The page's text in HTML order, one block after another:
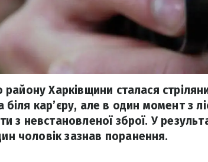
району Харківщини сталася
біля кар’єру, але в один момент з
з невстановленої зброї. У
чоловік зазнав поранення.